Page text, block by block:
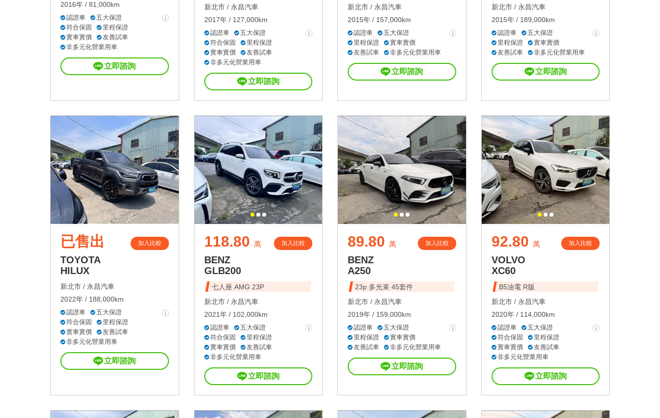
2016年 / 81,000km
認證車
五大保證
符合保固
里程保證
實車實價
友善試車
非多元化營業用車
立即諮詢
新北市 / 永昌汽車
2017年 / 127,000km
認證車
五大保證
符合保固
里程保證
實車實價
友善試車
非多元化營業用車
立即諮詢
新北市 / 永昌汽車
2015年 / 157,000km
認證車
五大保證
里程保證
實車實價
友善試車
非多元化營業用車
立即諮詢
新北市 / 永昌汽車
2015年 / 189,000km
認證車
五大保證
里程保證
實車實價
友善試車
非多元化營業用車
立即諮詢
已售出 加入比較
TOYOTA
HILUX
新北市 / 永昌汽車
2022年 / 188,000km
認證車
五大保證
符合保固
里程保證
實車實價
友善試車
非多元化營業用車
立即諮詢
118.80 萬 加入比較
BENZ
GLB200
七人座 AMG 23P
新北市 / 永昌汽車
2021年 / 102,000km
認證車
五大保證
符合保固
里程保證
實車實價
友善試車
非多元化營業用車
立即諮詢
89.80 萬 加入比較
BENZ
A250
23p 多光束 45套件
新北市 / 永昌汽車
2019年 / 159,000km
認證車
五大保證
里程保證
實車實價
友善試車
非多元化營業用車
立即諮詢
92.80 萬 加入比較
VOLVO
XC60
B5油電 R版
新北市 / 永昌汽車
2020年 / 114,000km
認證車
五大保證
符合保固
里程保證
實車實價
友善試車
非多元化營業用車
立即諮詢